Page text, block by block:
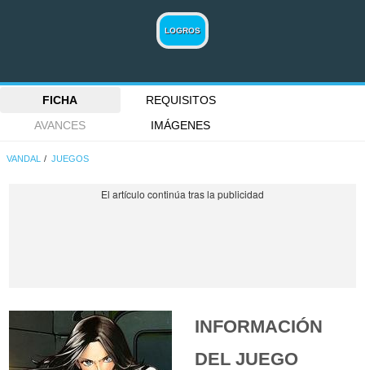
LOGROS
FICHA
REQUISITOS
AVANCES
IMÁGENES
VANDAL JUEGOS
INFORMACIÓN
DEL JUEGO